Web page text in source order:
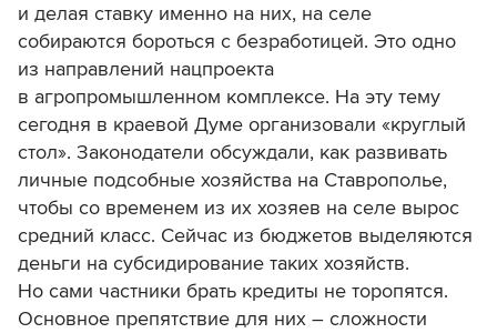
и делая ставку именно на них, на селе
собираются бороться с безработицей. Это одно
из направлений нацпроекта
в агропромышленном комплексе. На эту тему
сегодня в краевой Думе организовали «круглый
стол». Законодатели обсуждали, как развивать
личные подсобные хозяйства на Ставрополье,
чтобы со временем из их хозяев на селе вырос
средний класс. Сейчас из бюджетов выделяются
деньги на субсидирование таких хозяйств.
Но сами частники брать кредиты не торопятся.
Основное препятствие для них – сложности